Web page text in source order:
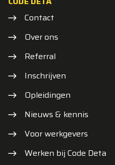
Contact
Over ons
Referral
Inschrijven
Opleidingen
Nieuws & kennis
Voor werkgevers
Werken bij Code Deta